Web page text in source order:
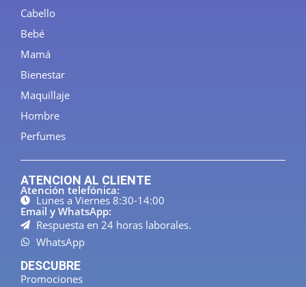
Cabello
Bebé
Mamá
Bienestar
Maquillaje
Hombre
Perfumes
ATENCION AL CLIENTE
Atención telefónica:
Lunes a Viernes 8:30-14:00
Email y WhatsApp:
Respuesta en 24 horas laborales.
WhatsApp
DESCUBRE
Promociones